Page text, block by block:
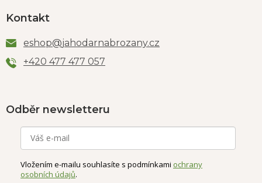
Kontakt
eshop@jahodarnabrozany.cz
+420 477 477 057
Odběr newsletteru
Vložením e-mailu souhlasíte s podmínkami ochrany
osobních údajů.